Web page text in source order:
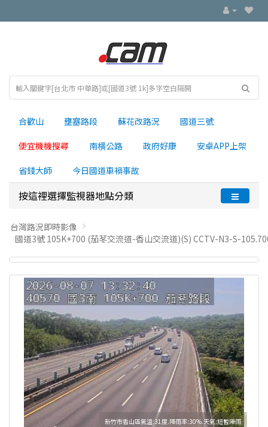
合歡山 壅塞路段 蘇花改路況 國道三號
便宜機機搜尋 南横公路 政府好康 安卓APP上架
省錢大師 今日國道車禍事故
按這裡選擇監視器地點分類
台灣路況即時影像
國道3號 105K+700 (茄苳交流道-香山交流道)(S) CCTV-N3-S-
新竹市香山區氣溫:31度.降雨率:30%.天氣:短暫陣雨